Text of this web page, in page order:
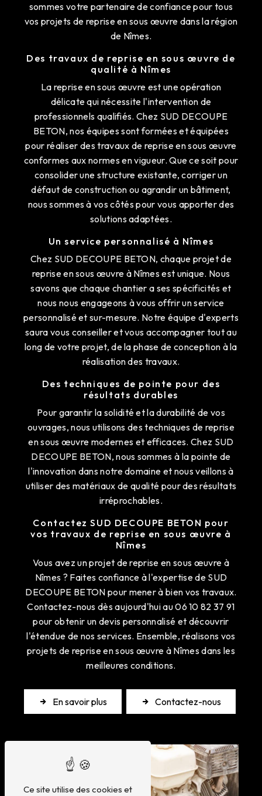
sommes votre partenaire de confiance pour tous
vos projets de reprise en sous œuvre dans la région
de Nîmes.
Des travaux de reprise en sous œuvre de
qualité à Nîmes
La reprise en sous œuvre est une opération
délicate qui nécessite l'intervention de
professionnels qualifiés. Chez SUD DECOUPE
BETON, nos équipes sont formées et équipées
pour réaliser des travaux de reprise en sous œuvre
conformes aux normes en vigueur. Que ce soit pour
consolider une structure existante, corriger un
défaut de construction ou agrandir un bâtiment,
nous sommes à vos côtés pour vous apporter des
solutions adaptées.
Un service personnalisé à Nîmes
Chez SUD DECOUPE BETON, chaque projet de
reprise en sous œuvre à Nîmes est unique. Nous
savons que chaque chantier a ses spécificités et
nous nous engageons à vous offrir un service
personnalisé et sur-mesure. Notre équipe d'experts
saura vous conseiller et vous accompagner tout au
long de votre projet, de la phase de conception à la
réalisation des travaux.
Des techniques de pointe pour des
résultats durables
Pour garantir la solidité et la durabilité de vos
ouvrages, nous utilisons des techniques de reprise
en sous œuvre modernes et efficaces. Chez SUD
DECOUPE BETON, nous sommes à la pointe de
l'innovation dans notre domaine et nous veillons à
utiliser des matériaux de qualité pour des résultats
irréprochables.
Contactez SUD DECOUPE BETON pour
vos travaux de reprise en sous œuvre à
Nîmes
Vous avez un projet de reprise en sous œuvre à
Nîmes ? Faites confiance à l'expertise de SUD
DECOUPE BETON pour mener à bien vos travaux.
Contactez-nous dès aujourd'hui au 06 10 82 37 91
pour obtenir un devis personnalisé et découvrir
l'étendue de nos services. Ensemble, réalisons vos
projets de reprise en sous œuvre à Nîmes dans les
meilleures conditions.
En savoir plus Contactez-nous
Ce site utilise des cookies et